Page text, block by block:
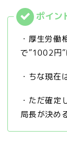
・厚生労
で”1002円”
・ちな現在
・ただ確定
局長が決め